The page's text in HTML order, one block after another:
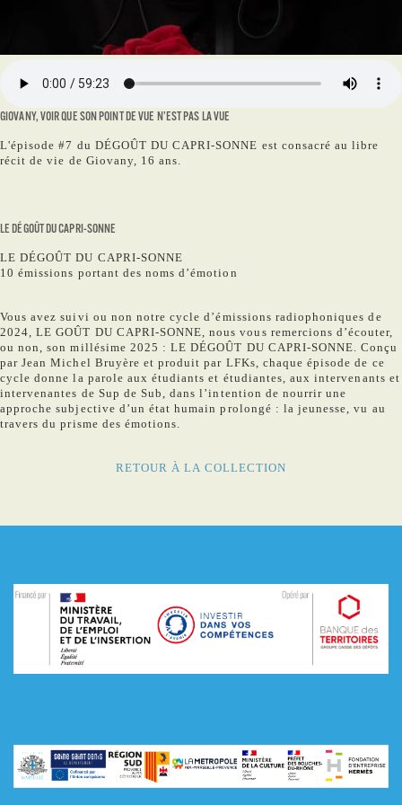
GIOVANY, VOIR QUE SON POINT DE VUE N’EST PAS LA VUE
L'épisode #7 du DÉGOÛT DU CAPRI-SONNE est consacré au libre
récit de vie de Giovany, 16 ans.
LE DÉGOÛT DU CAPRI-SONNE
LE DÉGOÛT DU CAPRI-SONNE
10 émissions portant des noms d’émotion
Vous avez suivi ou non notre cycle d’émissions radiophoniques de
2024, LE GOÛT DU CAPRI-SONNE, nous vous remercions d’écouter,
ou non, son millésime 2025 : LE DÉGOÛT DU CAPRI-SONNE. Conçu
par Jean Michel Bruyère et produit par LFKs, chaque épisode de ce
cycle donne la parole aux étudiants et étudiantes, aux intervenants et
intervenantes de Sup de Sub, dans l’intention de nourrir une
approche subjective d’un état humain prolongé : la jeunesse, vu au
travers du prisme des émotions.
RETOUR À LA COLLECTION